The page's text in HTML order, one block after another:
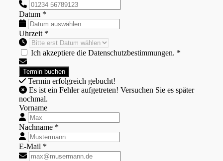
Datum *
Uhrzeit *
Ich akzeptiere die Datenschutzbestimmungen. *
Termin erfolgreich gebucht!
nochmal.
Vorname
Nachname *
E-Mail *